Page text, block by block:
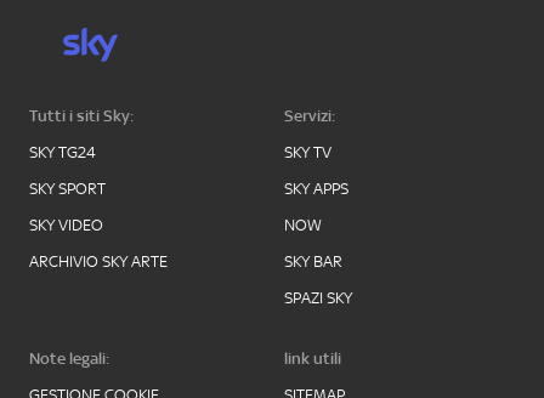
Tutti i siti Sky:
SKY TG24
SKY SPORT
SKY VIDEO
ARCHIVIO SKY ARTE
Servizi:
SKY TV
SKY APPS
NOW
SKY BAR
SPAZI SKY
Note legali:
link utili